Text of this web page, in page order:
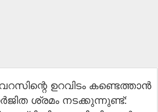
ഉറവിടം കണ്ടെത്താന്‍
ശ്രമം നടക്കുന്നുണ്ട്: